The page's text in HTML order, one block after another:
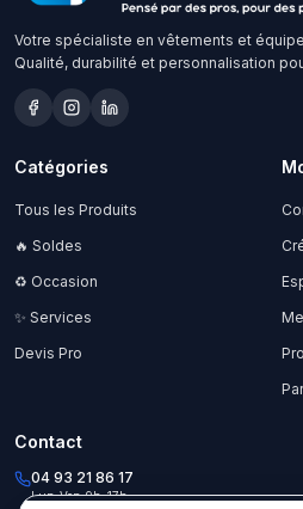
Votre spécialiste en vêtements et
Qualité, durabilité et personnalisation
Catégories
Tous les Produits
🔥 Soldes
♻️ Occasion
✨ Services
Devis Pro
Contact
04 93 21 86 17
Lun-Ven 9h-17h